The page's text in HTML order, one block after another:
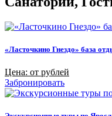
«Ласточкино Гнездо» база
Цена: от рублей
Забронировать